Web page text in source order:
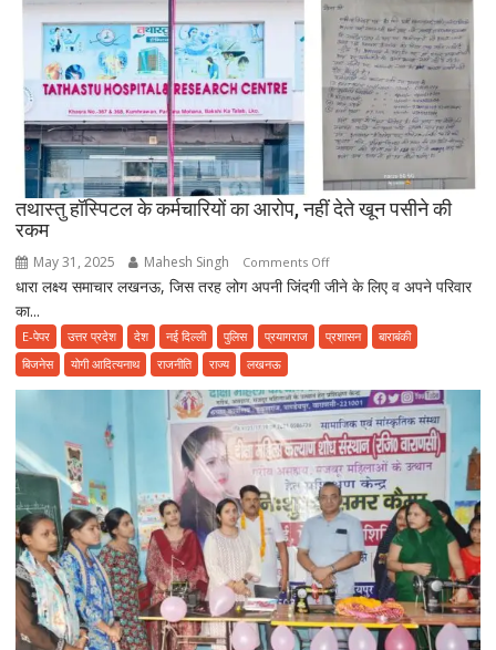
से
पहले
हो
जाए
सावधान,
फूड
प्वाइजनिंग
की
शिकायत
तथास्तु हॉस्पिटल के कर्मचारियों का आरोप, नहीं देते खून पसीने की
रकम
May 31, 2025 Mahesh Singh Comments Offon
तथास्तु
के
आरोप,
नहीं
देते
खून
पसीने
की
रकम
धारा लक्ष्य समाचार लखनऊ, जिस तरह लोग अपनी जिंदगी जीने के लिए व अपने परिवार
का...
E-पेपर उत्तर प्रदेश देश नई दिल्ली पुलिस प्रयागराज प्रशासन
बाराबंकी
बिजनेस
योगी आदित्यनाथ राजनीति राज्य लखनऊ